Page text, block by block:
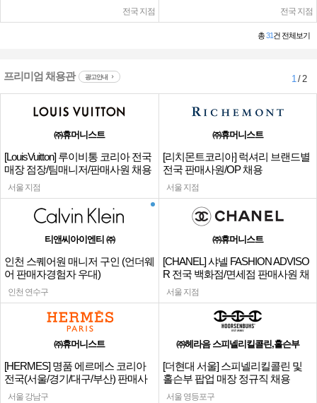
전국 지점 전국 지점
총31건 전체보기
프리미엄 채용관 광고안내 1/ 2
㈜휴머니스트
[LouisVuitton] 루이비통 코리아 전국
매장 점장/팀매니저/판매사원 채용
서울 지점
㈜휴머니스트
[리치몬트코리아] 럭셔리 브랜드별
전국 판매사원/OP 채용
서울 지점
티앤씨아이엔티 ㈜
인천 스퀘어원 매니저 구인 (언더웨
어 판매자경험자 우대)
인천 연수구
㈜휴머니스트
[CHANEL] 샤넬 FASHION ADVISO
R 전국 백화점/면세점 판매사원 채
용
서울 지점
㈜휴머니스트
[HERMES] 명품 에르메스 코리아
전국(서울/경기/대구/부산) 판매사
원
서울 강남구
㈜헤라음 스피넬리킬콜린,홀슨부
[더현대 서울] 스피넬리킬콜린 및
홀슨부 팝업 매장 정규직 채용
서울 영등포구